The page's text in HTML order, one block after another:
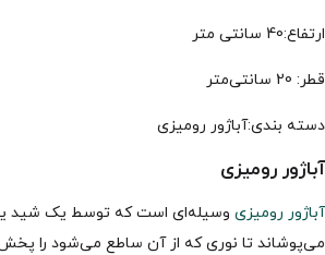
ارتفاع:40 سانتی متر
قطر: 20 سانتی‌متر
دسته بندی:آباژور رومیزی
آباژور رومیزی
آباژور رومیزی وسیله‌ای است که توسط یک شید یا
می‌پوشاند تا نوری که از آن ساطع می‌شود را پخش